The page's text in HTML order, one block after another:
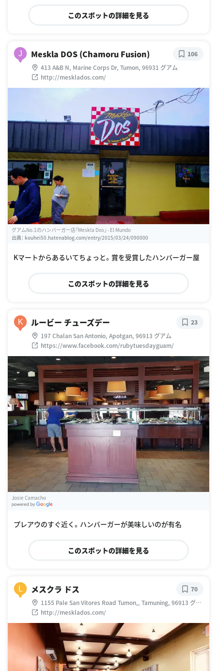
このスポットの詳細を見る
J Meskla DOS (Chamoru Fusion)
413 A&B N, Marine Corps Dr, Tumon, 96931 グアム
http://mesklados.com/
106
グアムNo.1のハンバーガー店「Meskla Dos」 - El Mundo
出典： kouhei50.hatenablog.com/entry/2015/03/24/090000
Kマートからあるいてちょっと。賞を受賞したハンバーガー屋
このスポットの詳細を見る
K ルービー チューズデー
197 Chalan San Antonio, Apotgan, 96913 グアム
https://www.facebook.com/rubytuesdayguam/
23
Josie Camacho
プレアウのすぐ近く。ハンバーガーが美味しいのが有名
このスポットの詳細を見る
L メスクラ ドス
1155 Pale San Vitores Road Tumon,, Tamuning, 96913 グア
ム
http://mesklados.com/
70